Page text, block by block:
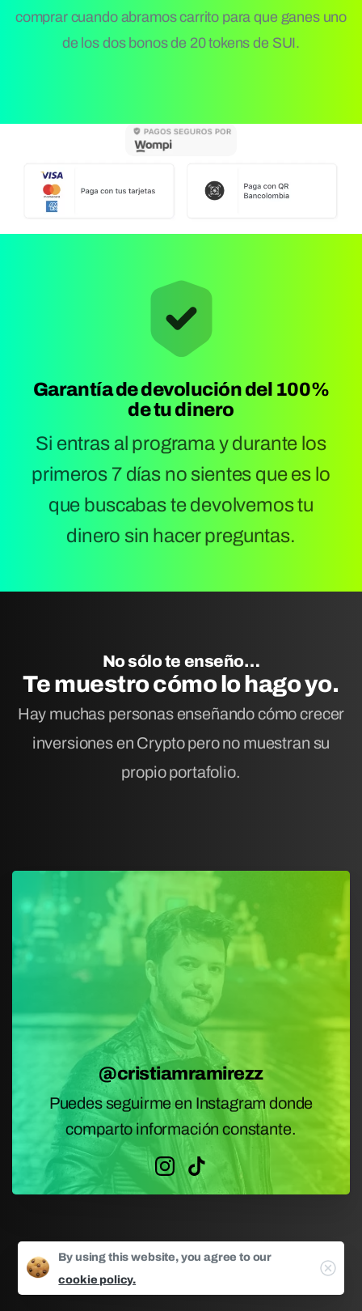
comprar cuando abramos carrito para que ganes uno
de los dos bonos de 20 tokens de SUI.
Garantía de devolución del 100%
de tu dinero
Si entras al programa y durante los
primeros 7 días no sientes que es lo
que buscabas te devolvemos tu
dinero sin hacer preguntas.
No sólo te enseño…
Te muestro cómo lo hago yo.
Hay muchas personas enseñando cómo crecer
inversiones en Crypto pero no muestran su
propio portafolio.
@cristiamramirezz
Puedes seguirme en Instagram donde
comparto información constante.
By using this website, you agree to our
cookie policy.